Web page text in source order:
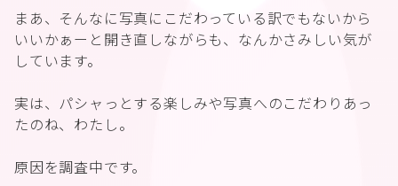
まあ、そんなに写真にこだわっている訳でもないから
いいかぁーと開き直しながらも、なんかさみしい気が
しています。
実は、パシャっとする楽しみや写真へのこだわりあっ
たのね、わたし。
原因を調査中です。